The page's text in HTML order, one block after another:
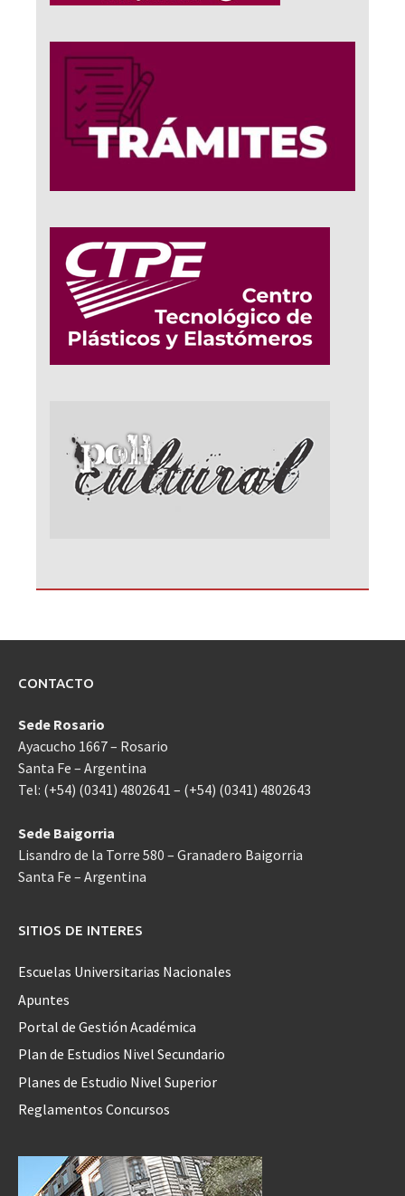
CONTACTO
Sede Rosario
Ayacucho 1667 – Rosario
Santa Fe – Argentina
Tel: (+54) (0341) 4802641 – (+54) (0341) 4802643
Sede Baigorria
Lisandro de la Torre 580 – Granadero Baigorria
Santa Fe – Argentina
SITIOS DE INTERES
Escuelas Universitarias Nacionales
Apuntes
Portal de Gestión Académica
Plan de Estudios Nivel Secundario
Planes de Estudio Nivel Superior
Reglamentos Concursos